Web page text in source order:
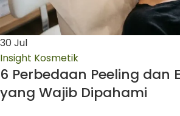
30Jul
Insight Kosmetik
6 Perbedaan Peeling dan
yang Wajib Dipahami